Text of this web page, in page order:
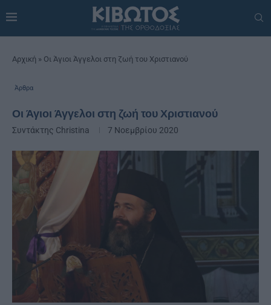
Αρχική » Οι Άγιοι Άγγελοι στη ζωή του Χριστιανού
Άρθρα
Οι Άγιοι Άγγελοι στη ζωή του Χριστιανού
Συντάκτης Christina 7 Νοεμβρίου 2020